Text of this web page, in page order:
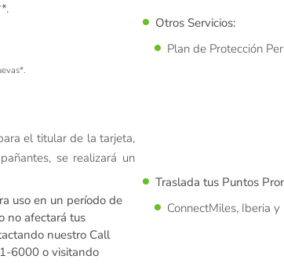
Otros Servicios:
Plan de Protección
el titular de la tarjeta,
se realizará un
uso en un período de
no afectará tus
nuestro Call
6000 o visitando
Traslada tus Puntos
ConnectMiles, Iberia y